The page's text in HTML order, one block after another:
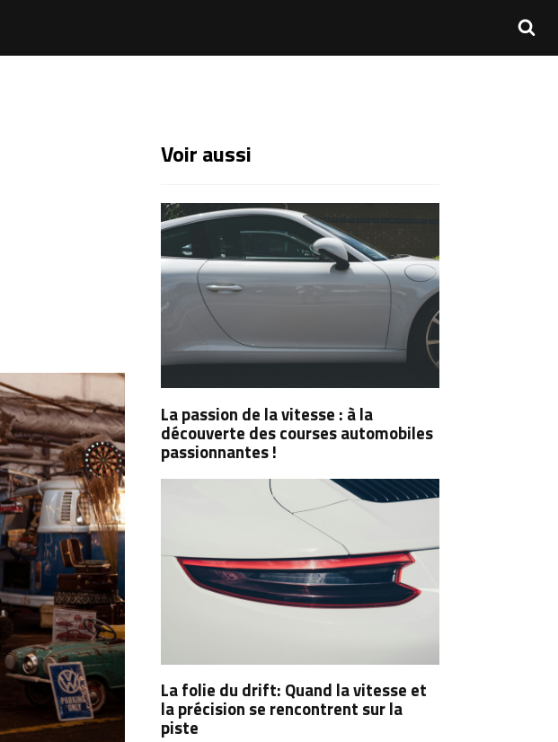
Voir aussi
La passion de la vitesse : à la
découverte des courses automobiles
passionnantes !
La folie du drift: Quand la vitesse et
la précision se rencontrent sur la
piste